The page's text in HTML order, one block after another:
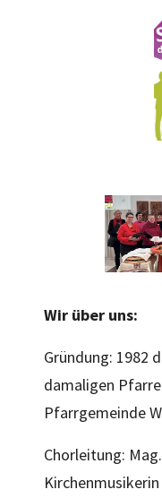
Wir über uns:
Gründung: 1982
damaligen
Pfarrgemeinde
Chorleitung: